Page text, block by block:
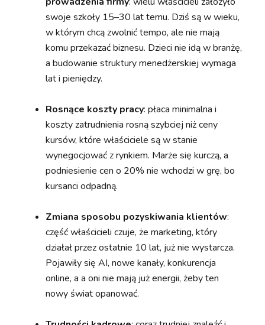
swoje szkoły 15–30 lat temu. Dziś są w wieku,
w którym chcą zwolnić tempo, ale nie mają
komu przekazać biznesu. Dzieci nie idą w branżę,
a budowanie struktury menedżerskiej wymaga
lat i pieniędzy.
Rosnące koszty pracy: płaca minimalna i
koszty zatrudnienia rosną szybciej niż ceny
kursów, które właściciele są w stanie
wynegocjować z rynkiem. Marże się kurczą, a
podniesienie cen o 20% nie wchodzi w grę, bo
kursanci odpadną.
Zmiana sposobu pozyskiwania klientów:
część właścicieli czuje, że marketing, który
działał przez ostatnie 10 lat, już nie wystarcza.
Pojawiły się AI, nowe kanały, konkurencja
online, a a oni nie mają już energii, żeby ten
nowy świat opanować.